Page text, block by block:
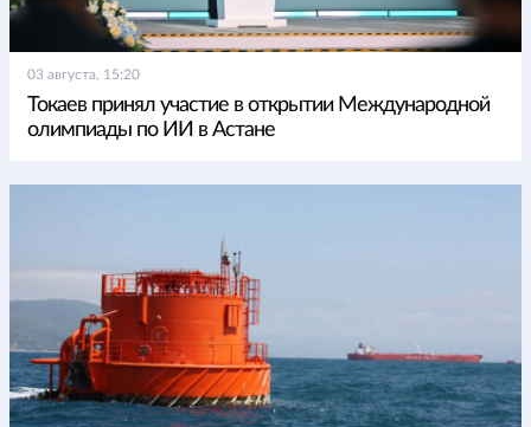
03 августа, 15:20
Токаев принял участие в открытии Международной
олимпиады по ИИ в Астане